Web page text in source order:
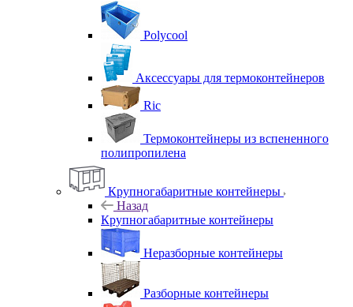
Polycool
Аксессуары для термоконтейнеров
Ric
Термоконтейнеры из вспененного
полипропилена
Крупногабаритные контейнеры
Назад
Крупногабаритные контейнеры
Неразборные контейнеры
Разборные контейнеры